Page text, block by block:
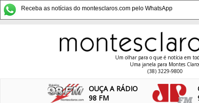
Receba as notícias do montesclaros.com pelo WhatsApp
Um olhar para o que é notícia em
Uma janela para Montes
(38) 3229-9800
OUÇA A RÁDIO
98 FM